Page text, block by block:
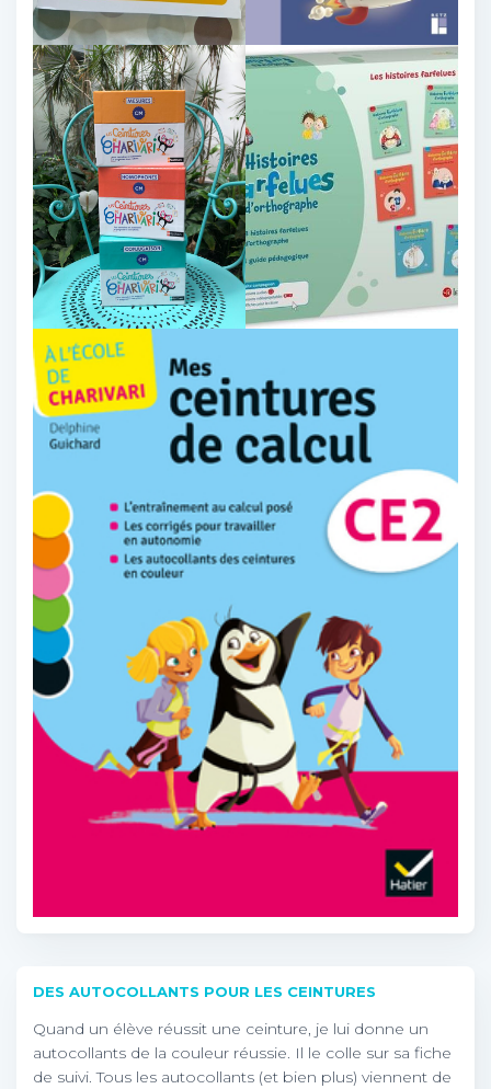
DES AUTOCOLLANTS POUR LES CEINTURES
Quand un élève réussit une ceinture, je lui donne un
autocollants de la couleur réussie. Il le colle sur sa fiche
de suivi. Tous les autocollants (et bien plus) viennent de